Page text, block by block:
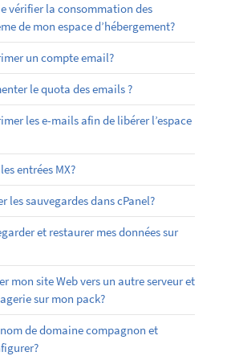
vérifier la consommation des
de mon espace d’hébergement?
un compte email?
le quota des emails ?
les e-mails afin de libérer l’espace
entrées MX?
les sauvegardes dans cPanel?
et restaurer mes données sur
mon site Web vers un autre serveur et
sur mon pack?
nom de domaine compagnon et